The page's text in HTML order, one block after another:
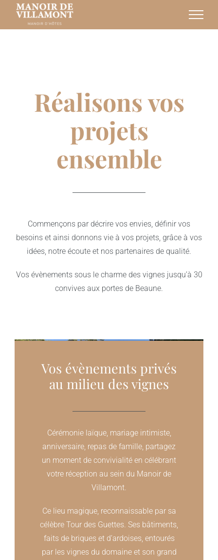
Passer
Réalisons vos
projets
ensemble
Commençons par décrire vos envies, définir vos
besoins et ainsi donnons vie à vos projets, grâce à vos
idées, notre écoute et nos partenaires de qualité.
Vos évènements sous le charme des vignes jusqu’à 30
convives aux portes de Beaune.
Vos évènements privés
au milieu des vignes
Cérémonie laïque, mariage intimiste,
anniversaire, repas de famille, partagez
un moment de convivialité en célébrant
votre réception au sein du Manoir de
Villamont.
Ce lieu magique, reconnaissable par sa
célèbre Tour des Guettes. Ses bâtiments,
faits de briques et d’ardoises, entourés
par les vignes du domaine et son grand